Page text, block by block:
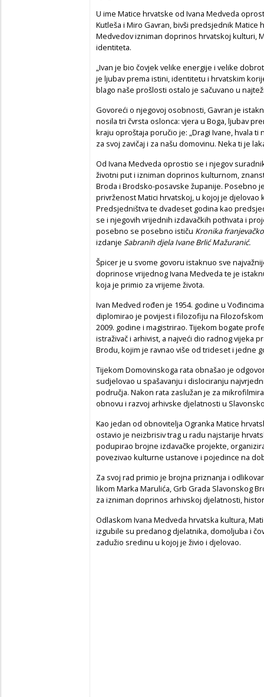
U ime Matice hrvatske od Ivana Medveda
Kutleša i Miro Gavran, bivši predsjednik
Medvedov izniman doprinos hrvatskoj kulturi,
identiteta.
„Ivan je bio čovjek velike energije i velike
je ljubav prema istini, identitetu i hrvatskim
blago naše prošlosti ostalo je sačuvano u
Govoreći o njegovoj osobnosti, Gavran je
nosila tri čvrsta oslonca: vjera u Boga, ljubav
kraju oproštaja poručio je: „Dragi Ivane, hvala
za svoj zavičaj i za našu domovinu. Neka ti je
Od Ivana Medveda oprostio se i njegov
životni put i izniman doprinos kulturnom,
Broda i Brodsko-posavske županije. Posebno
privrženost Matici hrvatskoj, u kojoj je djelovao
Predsjedništva te dvadeset godina kao
se i njegovih vrijednih izdavačkih pothvata i
posebno se posebno ističu Kronika
izdanje Sabranih djela Ivane Brlić Mažuranić.
Špicer je u svome govoru istaknuo sve
doprinose vrijednog Ivana Medveda te je
koja je primio za vrijeme života.
Ivan Medved rođen je 1954. godine u
diplomirao je povijest i filozofiju na
2009. godine i magistrirao. Tijekom bogate
istraživač i arhivist, a najveći dio radnog vijeka
Brodu, kojim je ravnao više od trideset i jedne
Tijekom Domovinskoga rata obnašao je
sudjelovao u spašavanju i dislociranju
područja. Nakon rata zaslužan je za
obnovu i razvoj arhivske djelatnosti u
Kao jedan od obnovitelja Ogranka Matice
ostavio je neizbrisiv trag u radu najstarije
podupirao brojne izdavačke projekte,
povezivao kulturne ustanove i pojedince na
Za svoj rad primio je brojna priznanja i
likom Marka Marulića, Grb Grada Slavonskog
za izniman doprinos arhivskoj djelatnosti,
Odlaskom Ivana Medveda hrvatska kultura,
izgubile su predanog djelatnika, domoljuba i
zadužio sredinu u kojoj je živio i djelovao.